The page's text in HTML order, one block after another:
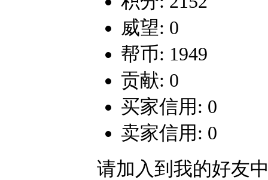
威望: 0
帮币: 1949
贡献: 0
买家信用: 0
卖家信用: 0
请加入到我的好友